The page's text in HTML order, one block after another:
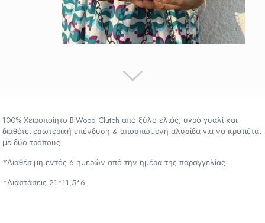
100% Χειροποίητο BiWood Clutch από ξύλο ελιάς, υγρό γυαλί και
διαθέτει εσωτερική επένδυση & αποσπώμενη αλυσίδα για να κρατιέται
με δύο τρόπους
*Διαθέσιμη εντός 6 ημερών από την ημέρα της παραγγελίας.
*Διαστάσεις 21*11,5*6